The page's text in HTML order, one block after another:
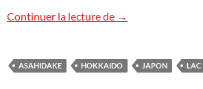
Continuer la lecture de Suribachi ike, Japon
→
ASAHIDAKE HOKKAIDO JAPON LAC